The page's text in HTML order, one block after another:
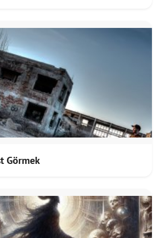
Görmek